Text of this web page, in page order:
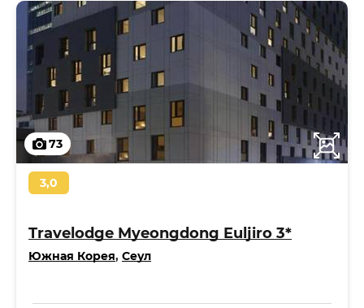
73
3,0
Travelodge Myeongdong Euljiro 3*
Южная Корея, Сеул